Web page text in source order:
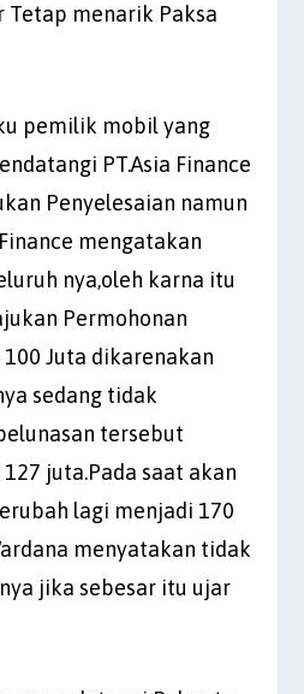
menarik Paksa
pemilik mobil yang
PT.Asia Finance
Penyelesaian namun
mengatakan
nya,oleh karna itu
Permohonan
Juta dikarenakan
sedang tidak
tersebut
juta.Pada saat akan
lagi menjadi 170
menyatakan tidak
jika sebesar itu ujar